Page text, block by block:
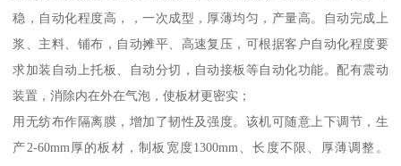
稳，自动化程度高，，一次成型，厚薄均匀，产量高。自动完成上
浆、主料、铺布，自动摊平、高速复压，可根据客户自动化程度要
求加装自动上托板、自动分切，自动接板等自动化功能。配有震动
装置，消除内在外在气泡，使板材更密实；
用无纺布作隔离膜，增加了韧性及强度。该机可随意上下调节，生
产2-60mm厚的板材，制板宽度1300mm、长度不限、厚薄调整。